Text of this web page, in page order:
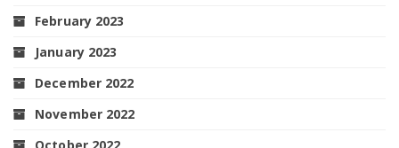
February 2023
January 2023
December 2022
November 2022